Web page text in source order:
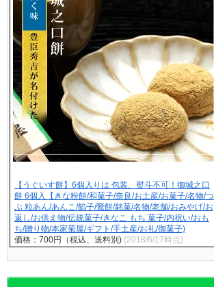
【うぐいす餅】6個入りは 包装、熨斗不可！御城之口
餅 6個入【きな粉餅/和菓子/奈良/お土産/お菓子/名物/つ
ぶ 粒あん/あんこ/餡子/鶯餅/銘菓/名物/老舗/おみやげ/お
返し/お供え物/伝統菓子/きなこ もち 菓子/内祝い/おも
ち/贈り物/本家菊屋/ギフト/手土産/お礼/御菓子)
価格：700円（税込、送料別) (2018/6/17時点)